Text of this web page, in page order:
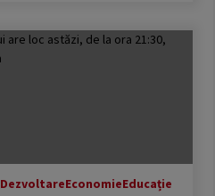
DezvoltareEconomieEducație